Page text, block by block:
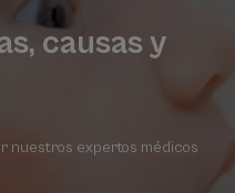
causas y
nuestros expertos médicos